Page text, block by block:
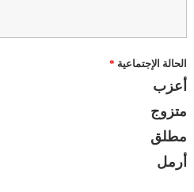
الحالة الإجتماعية *
أعزب
متزوج
مطلق
أرمل